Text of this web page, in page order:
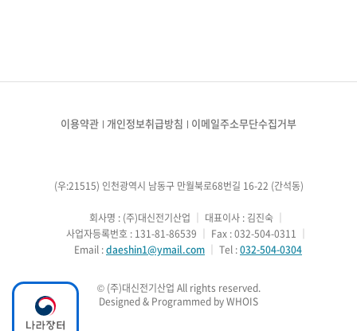
이용약관 개인정보취급방침 이메일주소무단수집거부
(우:21515) 인천광역시 남동구 만월북로68번길 16-22 (간석동)
        회사명 : (주)대신전기산업
대표이사 : 김진숙 ｜
        사업자등록번호 : 131-81-86539
Fax : 032-504-0311
        Email :
daeshin1@ymail.com Tel : 032-504-0304
© (주)대신전기산업 All rights reserved.
Designed & Programmed by WHOIS